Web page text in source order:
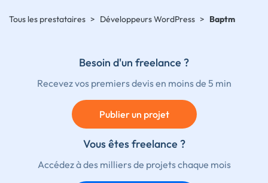
Tous les prestataires > Développeurs WordPress > Baptm
Besoin d'un freelance ?
Recevez vos premiers devis en moins de 5 min
Publier un projet
Vous êtes freelance ?
Accédez à des milliers de projets chaque mois